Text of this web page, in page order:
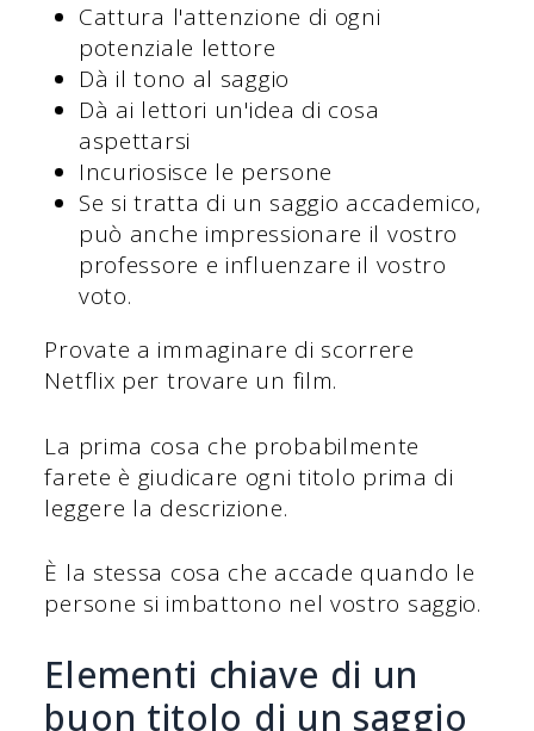
Cattura l'attenzione di ogni
potenziale lettore
Dà il tono al saggio
Dà ai lettori un'idea di cosa
aspettarsi
Incuriosisce le persone
Se si tratta di un saggio accademico,
può anche impressionare il vostro
professore e influenzare il vostro
voto.
Provate a immaginare di scorrere
Netflix per trovare un film.
La prima cosa che probabilmente
farete è giudicare ogni titolo prima di
leggere la descrizione.
È la stessa cosa che accade quando le
persone si imbattono nel vostro saggio.
Elementi chiave di un
buon titolo di un saggio